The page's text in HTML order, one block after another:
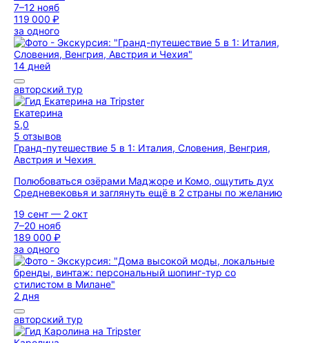
7–12 нояб
119 000 ₽
за одного
14 дней
авторский тур
Екатерина
5,0
5 отзывов
Гранд-путешествие 5 в 1: Италия, Словения, Венгрия,
Австрия и Чехия
Полюбоваться озёрами Маджоре и Комо, ощутить дух
Средневековья и заглянуть ещё в 2 страны по желанию
19 сент — 2 окт
7–20 нояб
189 000 ₽
за одного
2 дня
авторский тур